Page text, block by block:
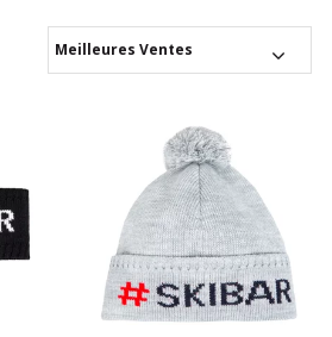
Meilleures Ventes